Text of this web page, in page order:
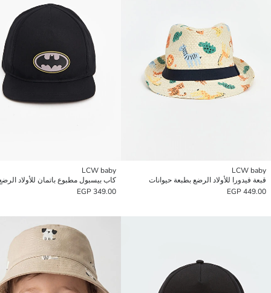
LCW baby
قبعة فيدورا للأولاد الرضع بطبعة حيوانات
449.00 EGP
LCW baby
كاب بيسبول مطبوع باتمان للأولاد
349.00 EGP